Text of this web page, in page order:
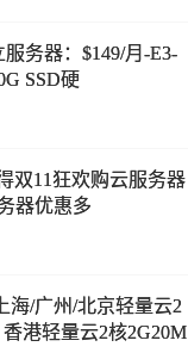
服务器：$149/月-E3-
SSD硬
宽
双11狂欢购云服务器
器优惠多
海/广州/北京轻量云2
港轻量云2核2G20M